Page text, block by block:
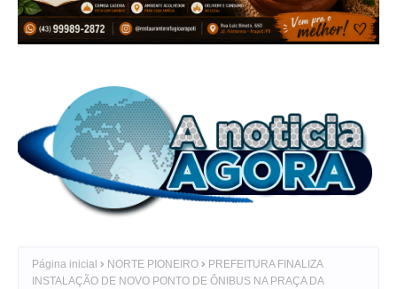
Página inicial NORTE PIONEIRO
PREFEITURA FINALIZA
INSTALAÇÃO DE NOVO PONTO DE ÔNIBUS NA PRAÇA DA